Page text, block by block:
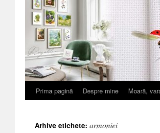
Sari
conținut
Prima pagină Despre mine Moară,
Arhive etichete: armoniei